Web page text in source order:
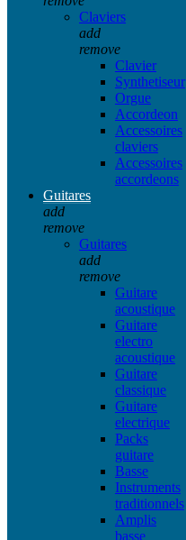
Claviers
add
remove
Clavier
Synthetiseur
Orgue
Accordeon
Accessoires
claviers
Accessoires
accordeons
Guitares
add
remove
Guitares
add
remove
Guitare
acoustique
Guitare
electro
acoustique
Guitare
classique
Guitare
electrique
Packs
guitare
Basse
Instruments
traditionnels
Amplis
basse